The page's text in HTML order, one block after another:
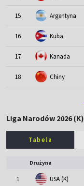
15 Argentyna
16 Kuba
17 Kanada
18 Chiny
Liga Narodów 2026 (K)
Tabela
Drużyna
1 USA (K)